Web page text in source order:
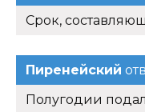
Срок,
Пиренейский
Полугодии